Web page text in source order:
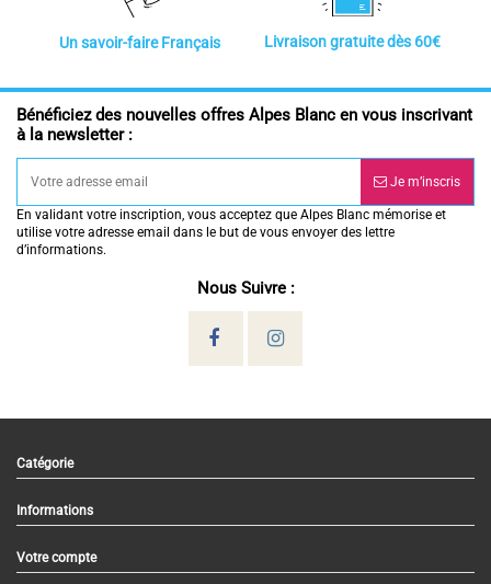
Un savoir-faire Français Livraison gratuite dès 60€
Bénéficiez des nouvelles offres Alpes Blanc en vous inscrivant
à la newsletter :
Je m’inscris
En validant votre inscription, vous acceptez que Alpes Blanc mémorise et
utilise votre adresse email dans le but de vous envoyer des lettre
d’informations.
Nous Suivre :
Catégorie
Informations
Votre compte